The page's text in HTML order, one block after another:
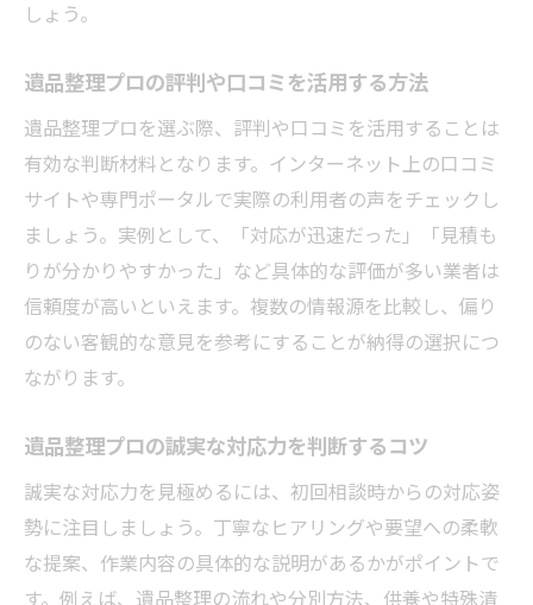
しょう。
遺品整理プロの評判や口コミを活用する方法
遺品整理プロを選ぶ際、評判や口コミを活用することは
有効な判断材料となります。インターネット上の口コミ
サイトや専門ポータルで実際の利用者の声をチェックし
ましょう。実例として、「対応が迅速だった」「見積も
りが分かりやすかった」など具体的な評価が多い業者は
信頼度が高いといえます。複数の情報源を比較し、偏り
のない客観的な意見を参考にすることが納得の選択につ
ながります。
遺品整理プロの誠実な対応力を判断するコツ
誠実な対応力を見極めるには、初回相談時からの対応姿
勢に注目しましょう。丁寧なヒアリングや要望への柔軟
な提案、作業内容の具体的な説明があるかがポイントで
す。例えば、遺品整理の流れや分別方法、供養や特殊清